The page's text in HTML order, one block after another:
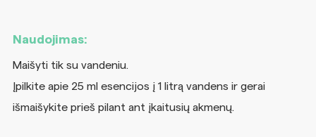
Naudojimas:
Maišyti tik su vandeniu.
Įpilkite apie 25 ml esencijos į 1 litrą vandens ir gerai
išmaišykite prieš pilant ant įkaitusių akmenų.